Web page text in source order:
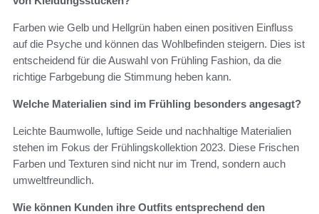
Farben wie Gelb und Hellgrün haben einen positiven Einfluss
auf die Psyche und können das Wohlbefinden steigern. Dies ist
entscheidend für die Auswahl von Frühling Fashion, da die
richtige Farbgebung die Stimmung heben kann.
Welche Materialien sind im Frühling besonders angesagt?
Leichte Baumwolle, luftige Seide und nachhaltige Materialien
stehen im Fokus der Frühlingskollektion 2023. Diese Frischen
Farben und Texturen sind nicht nur im Trend, sondern auch
umweltfreundlich.
Wie können Kunden ihre Outfits entsprechend den